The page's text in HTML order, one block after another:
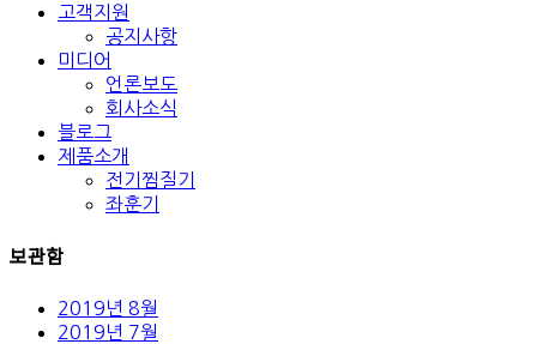
고객지원
공지사항
미디어
언론보도
회사소식
블로그
제품소개
전기찜질기
좌훈기
보관함
2019년 8월
2019년 7월